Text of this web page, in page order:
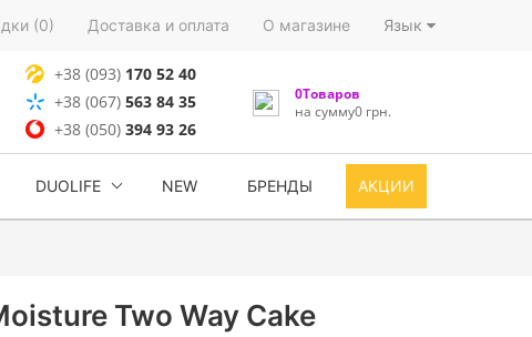
(0) Доставка и оплата О магазине Язык
+38 (093) 170 52 40
+38 (067) 563 84 35
+38 (050)394 93 26
0Товаров
на сумму0 грн.
DUOLIFE NEW БРЕНДЫ АКЦИИ
Two Way Cake